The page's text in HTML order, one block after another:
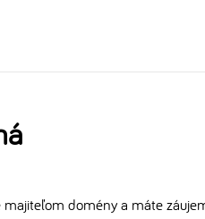
domény a máte